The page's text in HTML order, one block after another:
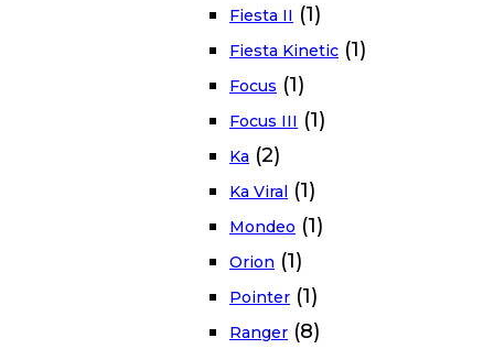
Fiesta II (1)
Fiesta Kinetic (1)
Focus (1)
Focus III (1)
Ka (2)
Ka Viral (1)
Mondeo (1)
Orion (1)
Pointer (1)
Ranger (8)